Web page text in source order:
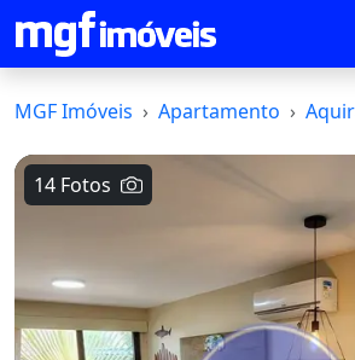
MGF Imóveis Apartamento
14 Fotos